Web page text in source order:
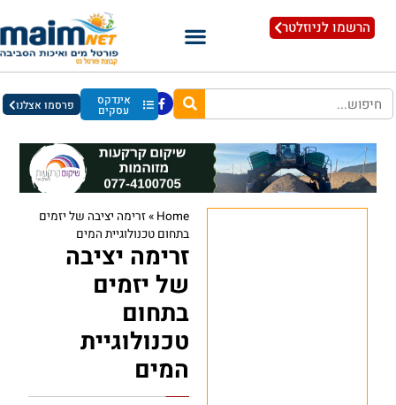
הרשמו לניוזלטר
אינדקס
עסקים פרסמו אצלנו
Home
»זרימה יציבה של יזמים
בתחום טכנולוגיית המים
זרימה יציבה
של יזמים
בתחום
טכנולוגיית
המים